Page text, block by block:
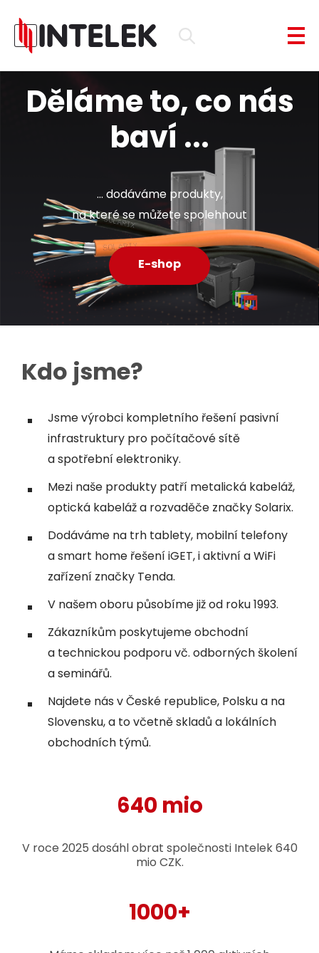
Děláme to, co nás
baví ...
... dodáváme produkty,
na které se můžete spolehnout
E-shop
Kdo jsme?
Jsme výrobci kompletního řešení pasivní
infrastruktury pro počítačové sítě
a spotřební elektroniky.
Mezi naše produkty patří metalická kabeláž,
optická kabeláž a rozvaděče značky Solarix.
Dodáváme na trh tablety, mobilní telefony
a smart home řešení iGET, i aktivní a WiFi
zařízení značky Tenda.
V našem oboru působíme již od roku 1993.
Zákazníkům poskytujeme obchodní
a technickou podporu vč. odborných školení
a seminářů.
Najdete nás v České republice, Polsku a na
Slovensku, a to včetně skladů a lokálních
obchodních týmů.
640 mio
V roce 2025 dosáhl obrat společnosti Intelek 640
mio CZK.
1000+